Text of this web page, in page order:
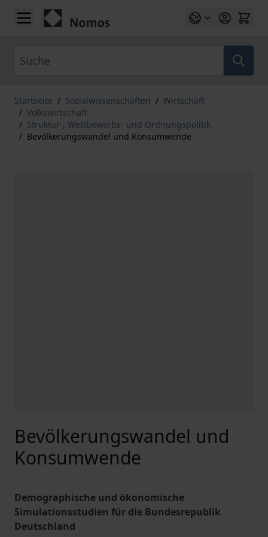
Zum Inhalt springen
Startseite / Sozialwissenschaften / Wirtschaft
/ Volkswirtschaft
/ Struktur-, Wettbewerbs- und Ordnungspolitik
/ Bevölkerungswandel und Konsumwende
Bevölkerungswandel und
Konsumwende
Demographische und ökonomische
Simulationsstudien für die Bundesrepublik
Deutschland